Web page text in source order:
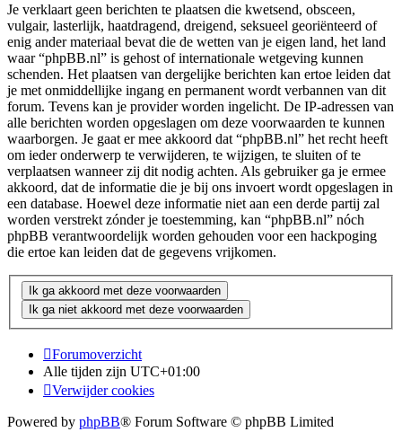
Je verklaart geen berichten te plaatsen die kwetsend, obsceen,
vulgair, lasterlijk, haatdragend, dreigend, seksueel georiënteerd of
enig ander materiaal bevat die de wetten van je eigen land, het land
waar “phpBB.nl” is gehost of internationale wetgeving kunnen
schenden. Het plaatsen van dergelijke berichten kan ertoe leiden dat
je met onmiddellijke ingang en permanent wordt verbannen van dit
forum. Tevens kan je provider worden ingelicht. De IP-adressen van
alle berichten worden opgeslagen om deze voorwaarden te kunnen
waarborgen. Je gaat er mee akkoord dat “phpBB.nl” het recht heeft
om ieder onderwerp te verwijderen, te wijzigen, te sluiten of te
verplaatsen wanneer zij dit nodig achten. Als gebruiker ga je ermee
akkoord, dat de informatie die je bij ons invoert wordt opgeslagen in
een database. Hoewel deze informatie niet aan een derde partij zal
worden verstrekt zónder je toestemming, kan “phpBB.nl” nóch
phpBB verantwoordelijk worden gehouden voor een hackpoging
die ertoe kan leiden dat de gegevens vrijkomen.
Forumoverzicht
Alle tijden zijn UTC+01:00
Verwijder cookies
Powered by phpBB® Forum Software © phpBB Limited